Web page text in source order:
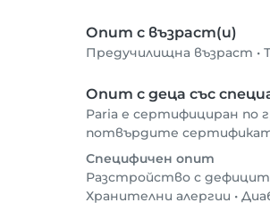
Опит с възраст(и)
Предучилищна възраст •
Опит с деца със
Paria е сертифициран по
потвърдите
Специфичен опит
Разстройство с
Хранителни алергии •